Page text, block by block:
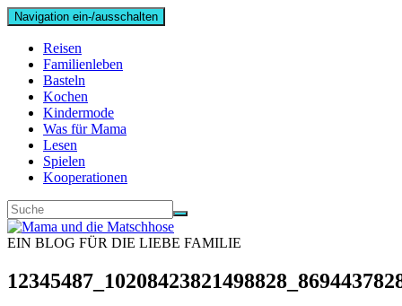
Navigation ein-/ausschalten
Reisen
Familienleben
Basteln
Kochen
Kindermode
Was für Mama
Lesen
Spielen
Kooperationen
EIN BLOG FÜR DIE LIEBE FAMILIE